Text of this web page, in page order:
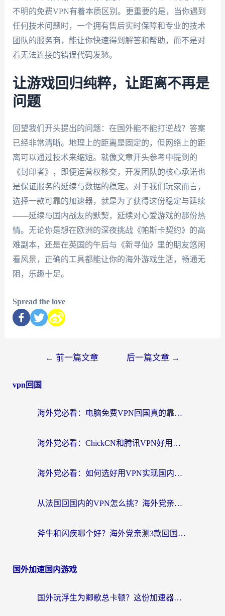
不明的免费VPN有着本质区别。更重要的是，当你遇到
任何技术问题时，一个拥有售后实时保障和专业的技术
团队的服务商，能让你快速得到解答和帮助，而不是对
着无法连接的错误代码发愁。
让游戏回归纯粹，让距离不再是
问题
回望我们开头提出的问题：在国外能不能打逆战？答案
已经非常清晰。地理上的距离是固定的，但网络上的距
离可以通过技术来缩短。就像文章开头参考中提到的
《封印者》，即便运营权移交，开发团队的核心承诺也
是保证服务的延续与数据的稳定。对于我们玩家而言，
选择一款可靠的加速器，就是为了获得这份稳定与延续
——延续与国内战友的默契，延续对心爱游戏的那份热
情。无论你是想在欧洲的深夜挑战《帕斯卡契约》的高
难副本，还是在英国的午后与《新寻仙》里的朋友悠闲
看风景，正确的工具都能让你的海外游戏生活，畅通无
阻，乐趣十足。
Spread the love
← 前一篇文章 后一篇文章 →
vpn回国
海外党必看：电脑免费VPN回国真的靠谱吗？附实测对比与最优方案指南
海外党必看：ChickCN和腾讯VPN好用吗？3招选对回国加速器，告别地区限制
海外党必看：如何选好用VPN实现国内资源无缝访问？从越南到全球都适用
从法国回国内的VPN怎么挑？海外党亲测：稳定、多端、安全才是关键
斧牛和闪疾哪个好？海外党亲测3款回国加速器，教你选到不踩坑的那一款
国外加速国内游戏
国外玩浮生为卿歌总卡顿？这份加速器选择指南帮你找回丝滑体验